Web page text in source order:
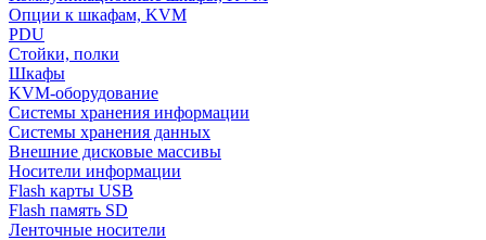
Опции к шкафам, KVM
PDU
Стойки, полки
Шкафы
KVM-оборудование
Системы хранения информации
Системы хранения данных
Внешние дисковые массивы
Носители информации
Flash карты USB
Flash память SD
Ленточные носители